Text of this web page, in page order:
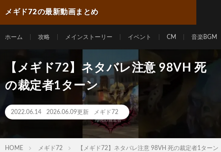
メギド72の最新動画まとめ
ホーム 攻略 メインストーリー イベント CM 音楽BGM
【メギド72】ネタバレ注意 98VH 死
の裁定者1ターン
2022.06.14 2026.06.09更新 メギド72
HOME メギド72 【メギド72】ネタバレ注意 98VH 死の裁定者1ターン